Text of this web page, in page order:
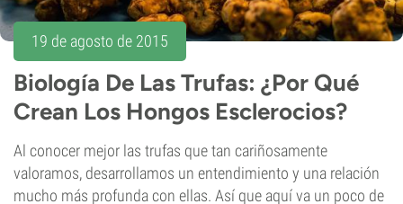
19 de agosto de 2015
Biología De Las Trufas: ¿Por Qué
Crean Los Hongos Esclerocios?
Al conocer mejor las trufas que tan cariñosamente
valoramos, desarrollamos un entendimiento y una relación
mucho más profunda con ellas. Así que aquí va un poco de